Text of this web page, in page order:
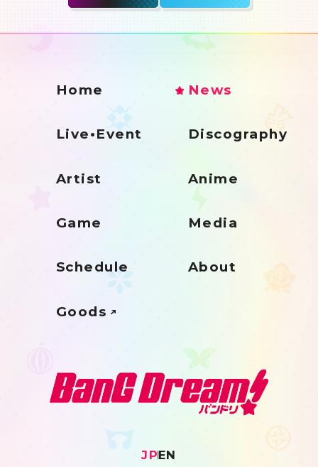
Home News
Live•Event Discography
Artist Anime
Game Media
Schedule About
Goods
JPEN